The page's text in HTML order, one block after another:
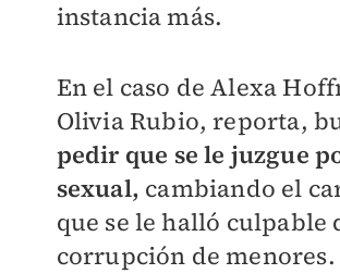
instancia más.
En el caso de Alexa
Olivia Rubio, reporta,
pedir que se le juzgue
sexual, cambiando el
que se le halló culpable
corrupción de menores.